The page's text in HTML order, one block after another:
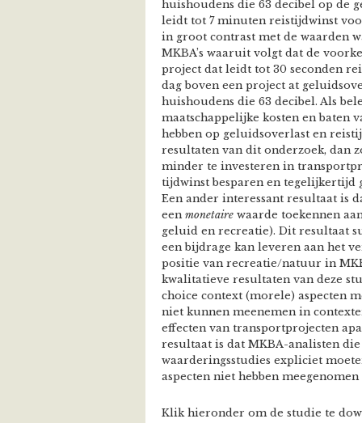
huishoudens die 63 decibel op de
leidt tot 7 minuten reistijdwinst
in groot contrast met de waarden
MKBA’s waaruit volgt dat de
project dat leidt tot 30 seconden
dag boven een project at
huishoudens die 63 decibel. Als
maatschappelijke kosten en baten
hebben op geluidsoverlast en
resultaten van dit onderzoek, dan
minder te investeren in
tijdwinst besparen en tegelijkertijd
Een ander interessant resultaat is
een monetaire waarde toekennen
geluid en recreatie). Dit resultaat
een bijdrage kan leveren aan het
positie van recreatie/natuur in
kwalitatieve resultaten van deze
choice context (morele) aspecten
niet kunnen meenemen in
effecten van transportprojecten
resultaat is dat MKBA-analisten
waarderingsstudies expliciet
aspecten niet hebben
Klik hieronder om de studie te